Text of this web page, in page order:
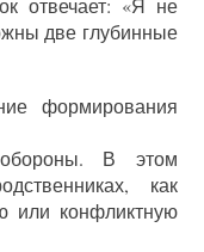
отвечает: «Я не
две глубинные
формирования
обороны. В этом
как
или конфликтную